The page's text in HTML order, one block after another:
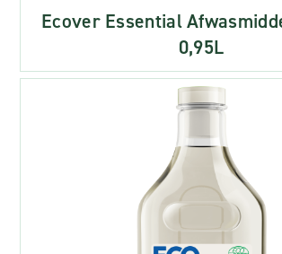
Ecover Essential
0,95L